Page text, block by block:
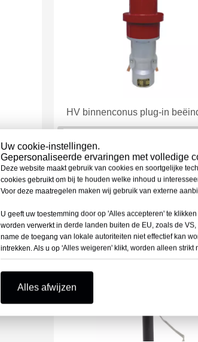
Uw cookie-instellingen.
Gepersonaliseerde ervaringen met volledige
Deze website maakt gebruik van cookies en soortgelijke
cookies gebruikt om bij te houden welke inhoud u
Voor deze maatregelen maken wij gebruik van externe
U geeft uw toestemming door op 'Alles accepteren' te
worden verwerkt in derde landen buiten de EU, zoals de
name de toegang van lokale autoriteiten niet effectief kan
intrekken. Als u op 'Alles weigeren' klikt, worden alleen
Alles afwijzen
HV binnenconus plug-in